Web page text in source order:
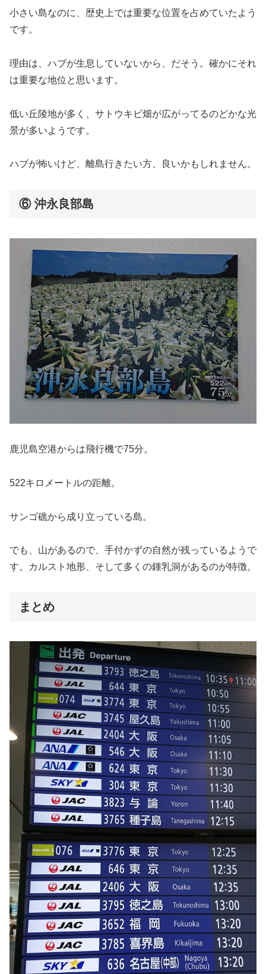
小さい島なのに、歴史上では重要な位置を占めていたよう
です。
理由は、ハブが生息していないから、だそう。確かにそれ
は重要な地位と思います。
低い丘陵地が多く、サトウキビ畑が広がってるのどかな光
景が多いようです。
ハブが怖いけど、離島行きたい方、良いかもしれません。
⑥ 沖永良部島
鹿児島空港からは飛行機で75分。
522キロメートルの距離。
サンゴ礁から成り立っている島。
でも、山があるので、手付かずの自然が残っているようで
す。カルスト地形、そして多くの鍾乳洞があるのが特徴。
まとめ